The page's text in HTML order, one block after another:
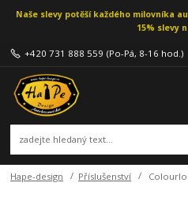
Naše slevy potěší každého milovníka
15% slevy
+420 731 888 559 (Po-Pá, 8-16 hod.)
Hape-design Příslušenství